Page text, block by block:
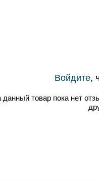
Войдите,
данный товар пока нет